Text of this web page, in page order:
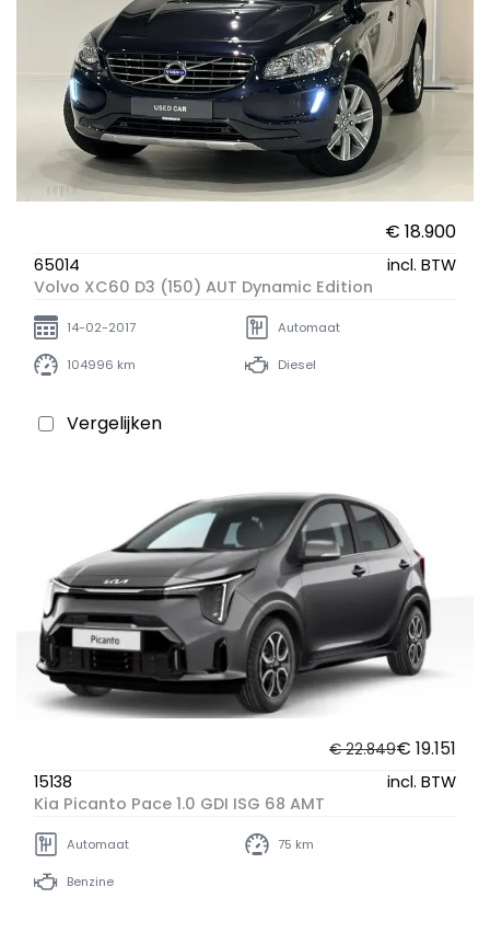
€ 18.900
65014
incl. BTW
Volvo XC60 D3 (150) AUT Dynamic Edition
14-02-2017 Automaat
104996 km Diesel
Vergelijken
€ 22.849€ 19.151
15138
incl. BTW
Kia Picanto Pace 1.0 GDI ISG 68 AMT
Automaat 75 km
Benzine